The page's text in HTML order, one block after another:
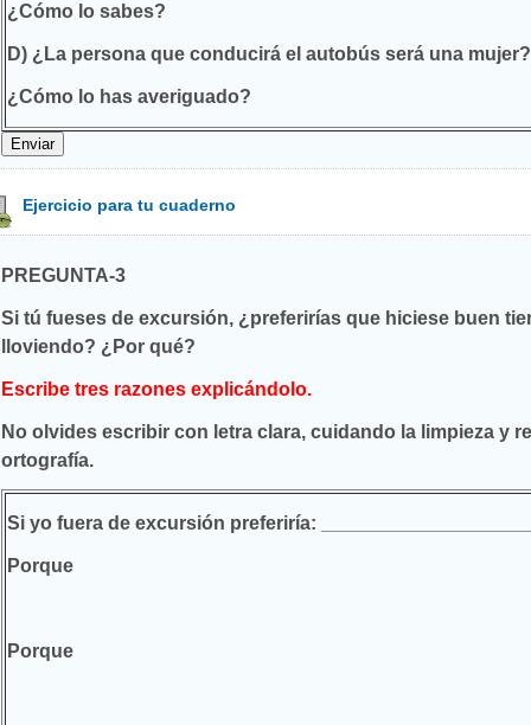
¿Cómo lo sabes?
D) ¿La persona que conducirá el autobús será una mujer?
¿Cómo lo has averiguado?
Ejercicio para tu cuaderno
PREGUNTA-3
Si tú fueses de excursión, ¿preferirías que hiciese buen
lloviendo? ¿Por qué?
Escribe tres razones explicándolo.
No olvides escribir con letra clara, cuidando la limpieza y
ortografía.
Si yo fuera de excursión preferiría:
Porque
Porque